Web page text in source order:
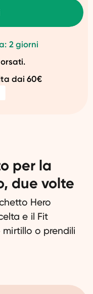
2 giorni
dai 60€
per la
due volte
Hero
e il Fit
mirtillo o prendili
al Fit Shaker da